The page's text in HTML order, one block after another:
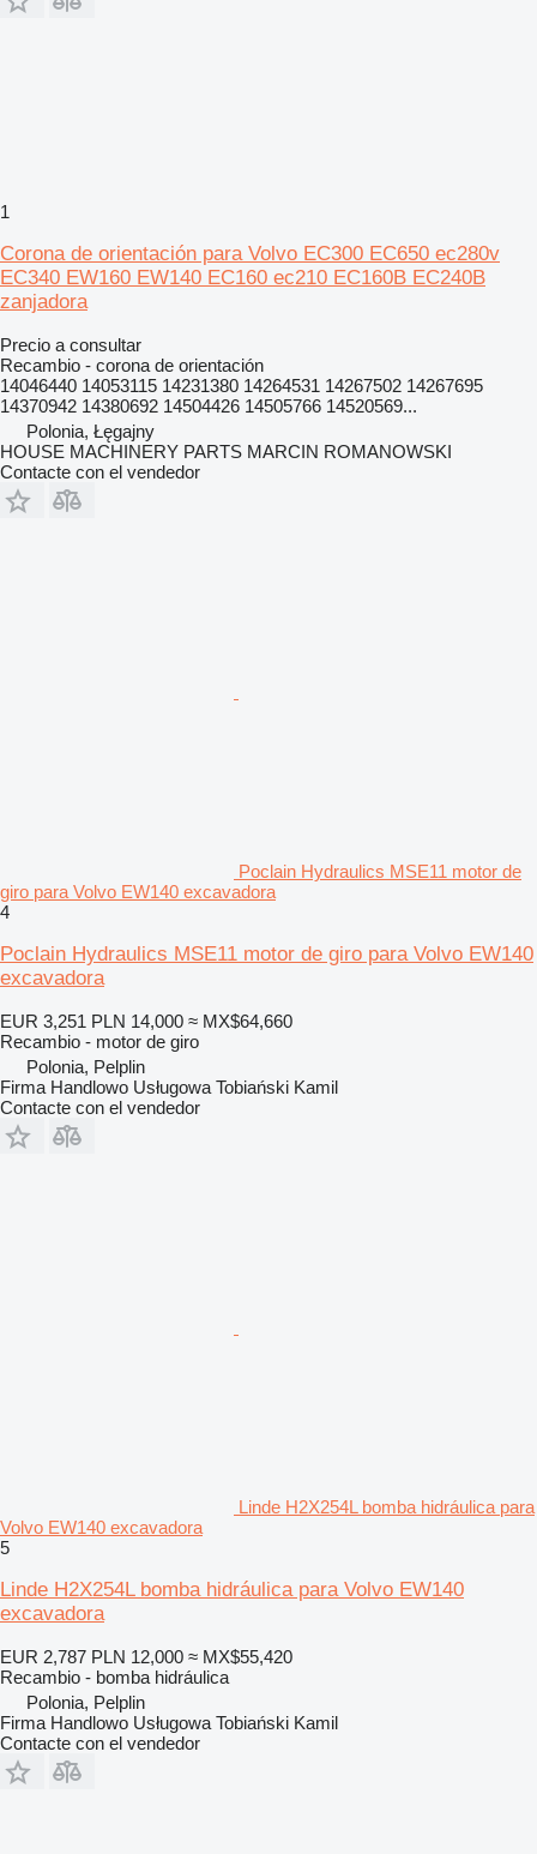
1
Corona de orientación para Volvo EC300 EC650 ec280v
EC340 EW160 EW140 EC160 ec210 EC160B EC240B
zanjadora
Precio a consultar
Recambio - corona de orientación
14046440 14053115 14231380 14264531 14267502 14267695
14370942 14380692 14504426 14505766 14520569...
Polonia, Łęgajny
HOUSE MACHINERY PARTS MARCIN ROMANOWSKI
Contacte con el vendedor
Poclain Hydraulics MSE11 motor de
giro para Volvo EW140 excavadora
4
Poclain Hydraulics MSE11 motor de giro para Volvo EW140
excavadora
EUR 3,251 PLN 14,000 ≈ MX$64,660
Recambio - motor de giro
Polonia, Pelplin
Firma Handlowo Usługowa Tobiański Kamil
Contacte con el vendedor
Linde H2X254L bomba hidráulica para
Volvo EW140 excavadora
5
Linde H2X254L bomba hidráulica para Volvo EW140
excavadora
EUR 2,787 PLN 12,000 ≈ MX$55,420
Recambio - bomba hidráulica
Polonia, Pelplin
Firma Handlowo Usługowa Tobiański Kamil
Contacte con el vendedor